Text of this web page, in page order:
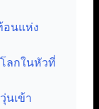
อนแห่ง
ลกในหัวที่
นเข้า